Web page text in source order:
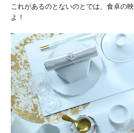
これがあるのとないのとでは、食卓の
よ！